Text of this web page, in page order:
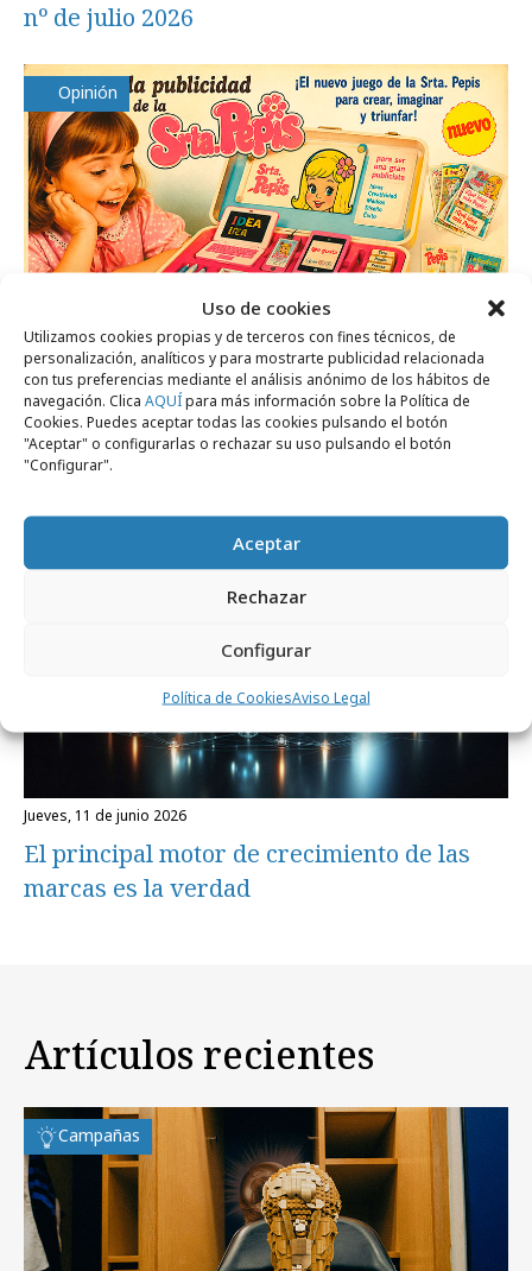
Uso de cookies
Utilizamos cookies propias y de terceros con fines técnicos, de
personalización, analíticos y para mostrarte publicidad relacionada
con tus preferencias mediante el análisis anónimo de los hábitos de
navegación. Clica AQUÍpara más información sobre la Política de
Cookies. Puedes aceptar todas las cookies pulsando el botón
"Aceptar" o configurarlas o rechazar su uso pulsando el botón
"Configurar".
Aceptar
Rechazar
Configurar
Política de CookiesAviso Legal
nº de julio 2026
Opinión
lunes, 29 de junio 2026
Publicidad de la Srta. Pepis
Formación y estudios
jueves, 11 de junio 2026
El principal motor de crecimiento de las
marcas es la verdad
Artículos recientes
Campañas